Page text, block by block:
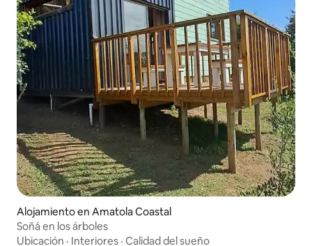
Alojamiento en Amatola Coastal
Soñá en los árboles
Ubicación · Interiores · Calidad del sueño